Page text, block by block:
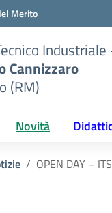
Merito
Cannizzaro
(RM)
Novità
OPEN DAY –